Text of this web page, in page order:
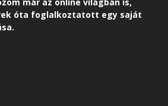
óta foglalkoztatott egy saját